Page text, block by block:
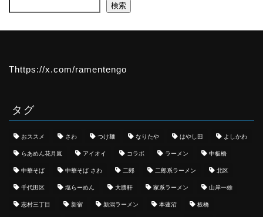
検索
Thttps://x.com/ramentengo
タグ
おススメ さわ つけ麺 なりたや はやし田 よしかわ
らあめん花月嵐 アイオイ コラボ ラーメン 中板橋
中華そば 中華そば さわ 二郎 二郎系ラーメン 北区
千代田区 塩らーめん 大勝軒 家系ラーメン 山岸一雄
志村三丁目 新宿 新潟ラーメン 本蓮沼 板橋